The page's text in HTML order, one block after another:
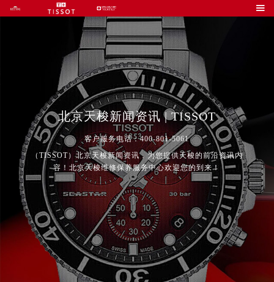

北京天梭新闻资讯 | TISSOT
客户服务电话：400-801-5061
（TISSOT）北京天梭新闻资讯，为您提供天梭的前沿资讯内
容！北京天梭维修保养服务中心欢迎您的到来！